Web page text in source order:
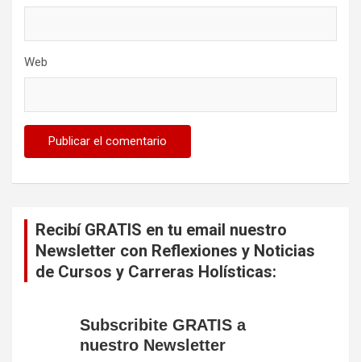
Web
Recibí GRATIS en tu email nuestro
Newsletter con Reflexiones y Noticias
de Cursos y Carreras Holísticas:
Subscribite GRATIS a
nuestro Newsletter